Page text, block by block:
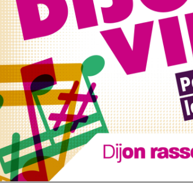
des navettes gratuites, et ce,
mais des impacts sur le reste. Sur les
passages. Pour les Lianes, entre 20 et 30
complémentaire, le 18, ne circuleront pas
et en Côte-d’Or ce dimanche.Vous
cinq circonscriptions du département. La